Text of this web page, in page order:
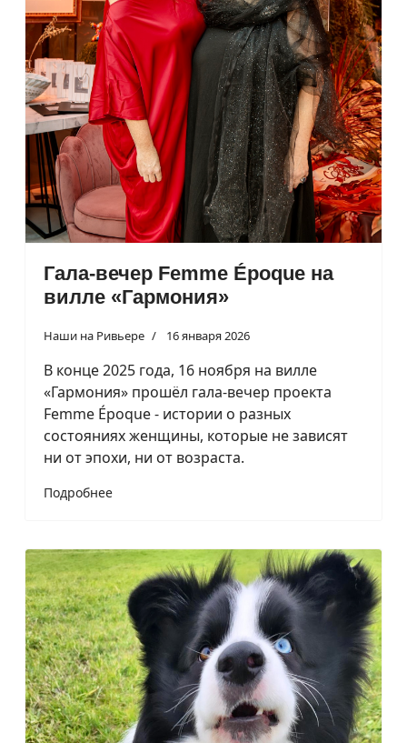
Гала-вечер Femme Époque на
вилле «Гармония»
Наши на Ривьере 16 января 2026
В конце 2025 года, 16 ноября на вилле
«Гармония» прошёл гала-вечер проекта
Femme Époque - истории о разных
состояниях женщины, которые не зависят
ни от эпохи, ни от возраста.
Подробнее